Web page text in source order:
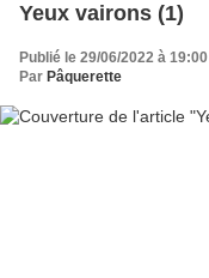
Yeux vairons (1)
Publié le 29/06/2022 à 19:00
Par Pâquerette